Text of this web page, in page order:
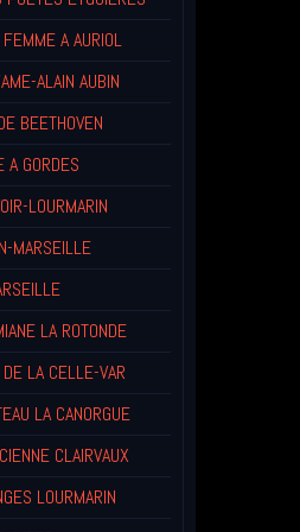
A AURIOL
ALAIN AUBIN
BEETHOVEN
A GORDES
LOURMARIN
MARSEILLE
LA ROTONDE
LA CELLE-VAR
LA CANORGUE
CLAIRVAUX
LOURMARIN